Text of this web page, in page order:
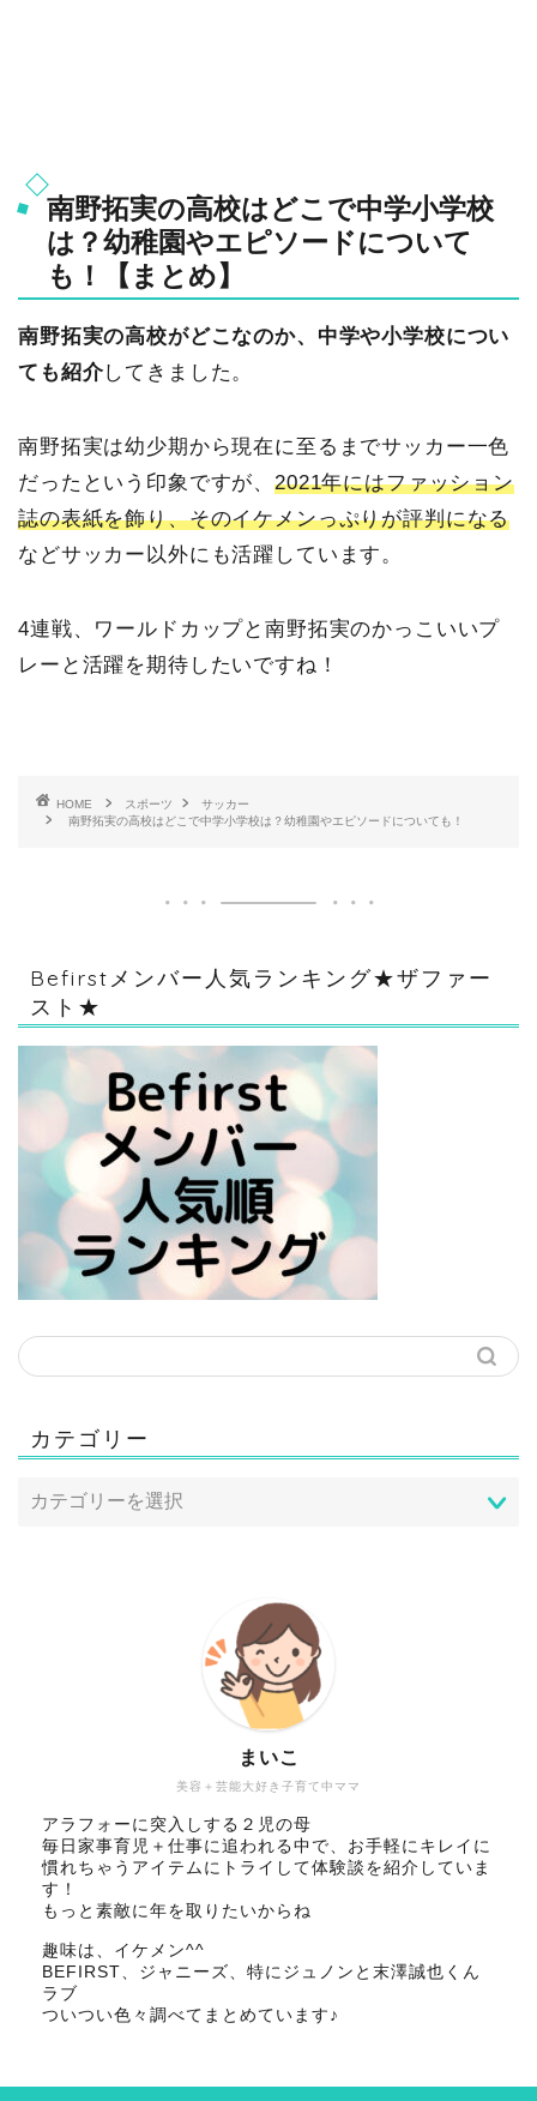
南野拓実の高校はどこで中学小学校
は？幼稚園やエピソードについて
も！【まとめ】
南野拓実の高校がどこなのか、中学や小学校につい
ても紹介してきました。
南野拓実は幼少期から現在に至るまでサッカー一色
だったという印象ですが、2021年にはファッション
誌の表紙を飾り、そのイケメンっぷりが評判になる
などサッカー以外にも活躍しています。
4連戦、ワールドカップと南野拓実のかっこいいプ
レーと活躍を期待したいですね！
HOME スポーツ
サッカー
南野拓実の高校はどこで中学小学校は？幼稚園やエピソードについても！
Befirstメンバー人気ランキング★ザファー
スト★
カテゴリー
美容＋芸能大好き子育て中ママ
まいこ
アラフォーに突入しする２児の母
毎日家事育児＋仕事に追われる中で、お手軽にキレイに
慣れちゃうアイテムにトライして体験談を紹介していま
す！
もっと素敵に年を取りたいからね
趣味は、イケメン^^
BEFIRST、ジャニーズ、特にジュノンと末澤誠也くん
ラブ
ついつい色々調べてまとめています♪